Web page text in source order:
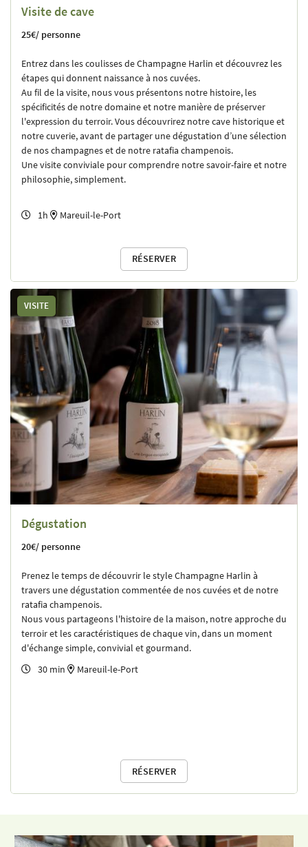
Visite de cave
25€/ personne
Entrez dans les coulisses de Champagne Harlin et découvrez les
étapes qui donnent naissance à nos cuvées.
Au fil de la visite, nous vous présentons notre histoire, les
spécificités de notre domaine et notre manière de préserver
l'expression du terroir. Vous découvrirez notre cave historique et
notre cuverie, avant de partager une dégustation d’une sélection
de nos champagnes et de notre ratafia champenois.
Une visite conviviale pour comprendre notre savoir-faire et notre
philosophie, simplement.
1h  Mareuil-le-Port
RÉSERVER
VISITE
Dégustation
20€/ personne
Prenez le temps de découvrir le style Champagne Harlin à
travers une dégustation commentée de nos cuvées et de notre
ratafia champenois.
Nous vous partageons l'histoire de la maison, notre approche du
terroir et les caractéristiques de chaque vin, dans un moment
d'échange simple, convivial et gourmand.
30 min  Mareuil-le-Port
RÉSERVER